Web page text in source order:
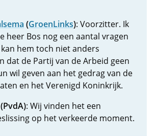
(GroenLinks): Voorzitter. Ik
heer Bos nog een aantal vragen
hem toch niet anders
dat de Partij van de Arbeid geen
wil geven aan het gedrag van de
en het Verenigd Koninkrijk.
: Wij vinden het een
op het verkeerde moment.